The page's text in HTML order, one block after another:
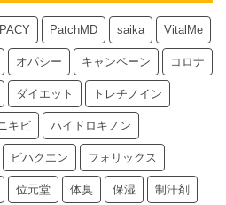
PatchMD saika VitalMe
オパシー キャンペーン コロナ
ダイエット トレチノイン
キビ ハイドロキノン
ビハクエン フォリックス
位元堂 体臭 保湿 制汗剤